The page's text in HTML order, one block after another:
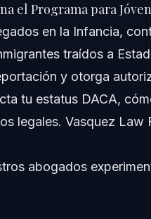
DACA
el Programa para
en la Infancia,
traídos a
y otorga
tu estatus DACA,
legales. Vasquez Law
abogados